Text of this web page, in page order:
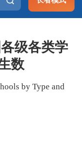
级各类学
数
by Type and